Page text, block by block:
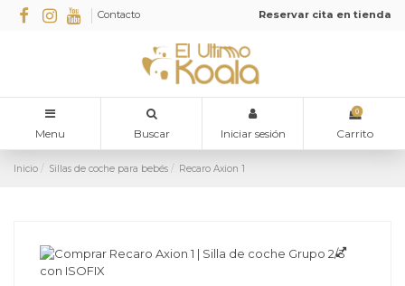
Contacto Reservar cita en tienda
Menu Buscar Iniciar sesión
0
Carrito
Inicio Sillas de coche para bebés Recaro Axion 1